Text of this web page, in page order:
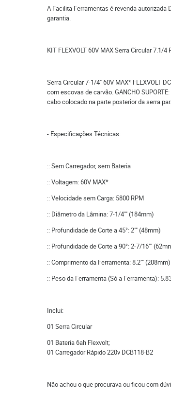
A Facilita Ferramentas é revenda
garantia.
KIT FLEXVOLT 60V MAX Serra Circular 7.1/4
Serra Circular 7-1/4" 60V MAX* FLEXVOLT
com escovas de carvão. GANCHO
cabo colocado na parte posterior da serra
- Especificações Técnicas:
:: Sem Carregador, sem Bateria
:: Voltagem: 60V MAX*
:: Velocidade sem Carga: 5800 RPM
:: Diâmetro da Lâmina: 7-1/4"" (184mm)
:: Profundidade de Corte a 45°: 2"" (48mm)
:: Profundidade de Corte a 90°: 2-7/16""
:: Comprimento da Ferramenta: 8.2"" (208mm)
:: Peso da Ferramenta (Só a Ferramenta):
Inclui:
01 Serra Circular
01 Bateria 6ah Flexvolt;
01 Carregador Rápido 220v DCB118-B2
Não achou o que procurava ou ficou com